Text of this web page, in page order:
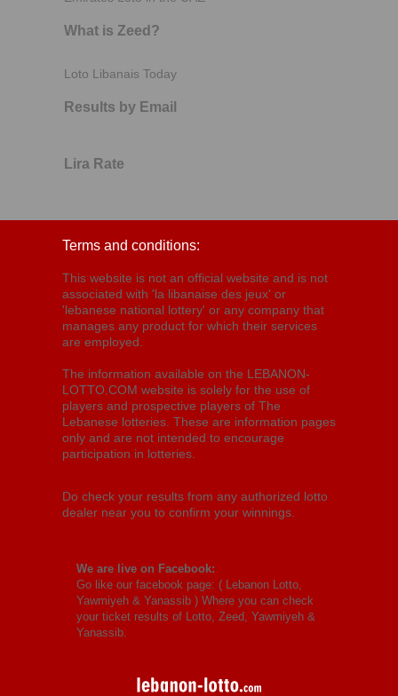
What is Zeed?
Loto Libanais Today
Results by Email
Lira Rate
Terms and conditions:
This website is not an official website and is not
associated with 'la libanaise des jeux' or
'lebanese national lottery' or any company that
manages any product for which their services
are employed.
The information available on the LEBANON-
LOTTO.COM website is solely for the use of
players and prospective players of The
Lebanese lotteries. These are information pages
only and are not intended to encourage
participation in lotteries.
Do check your results from any authorized lotto
dealer near you to confirm your winnings.
We are live on Facebook:
Go like our facebook page: ( Lebanon Lotto,
Yawmiyeh & Yanassib ) Where you can check
your ticket results of Lotto, Zeed, Yawmiyeh &
Yanassib.